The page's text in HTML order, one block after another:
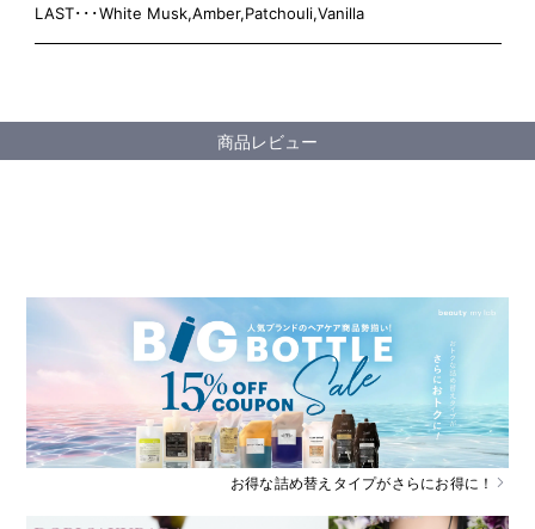
LAST･･･White Musk,Amber,Patchouli,Vanilla
商品レビュー
お得な詰め替えタイプがさらにお得に！